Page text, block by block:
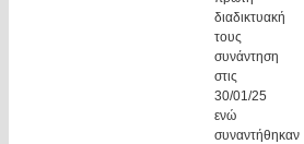
διαδικτυακή
τους
συνάντηση
στις
30/01/25
ενώ
συναντήθηκαν